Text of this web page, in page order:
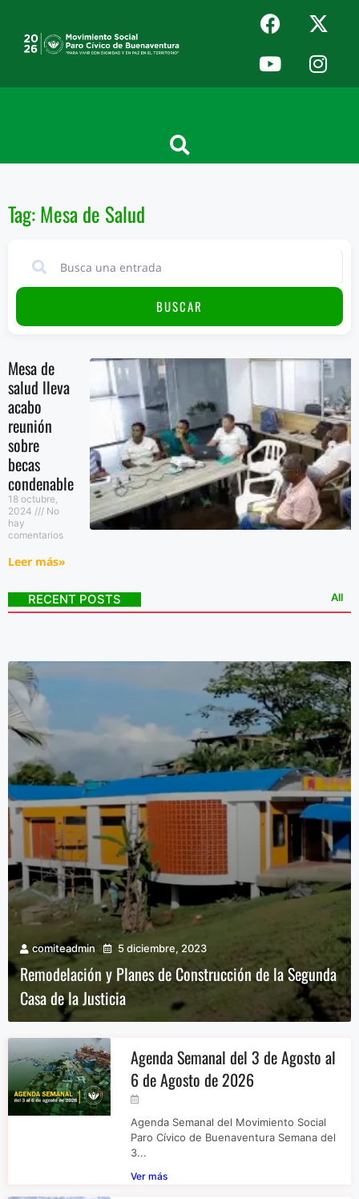
Tag: Mesa de Salud
BUSCAR
Mesa de
salud lleva
acabo
reunión
sobre
becas
condenable
18 octubre,
2024
No
hay
comentarios
Leer más»
RECENT POSTS All
comiteadmin 5 diciembre, 2023
Remodelación y Planes de Construcción de la Segunda
Casa de la Justicia
Agenda Semanal del 3 de Agosto al
6 de Agosto de 2026
Agenda Semanal del Movimiento Social
Paro Cívico de Buenaventura Semana del
3...
Ver más